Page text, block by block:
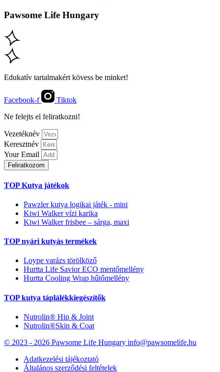
Pawsome Life Hungary
Edukatív tartalmakért kövess be minket!
Facebook-f
Tiktok
Ne felejts el feliratkozni!
Vezetéknév
Keresztnév
Your Email
Feliratkozom
TOP Kutya játékok
Pawzler kutya logikai játék - mini
Kiwi Walker vízi karika
Kiwi Walker frisbee – sárga, maxi
TOP nyári kutyás termékek
Loype varázs törölköző
Hurtta Life Savior ECO mentőmellény
Hurtta Cooling Wrap hűtőmellény
TOP kutya táplálékkiegészítők
Nutrolin® Hip & Joint
Nutrolin®Skin & Coat
© 2023 - 2026 Pawsome Life Hungary info@pawsomelife.hu
Adatkezelési tájékoztató
Általános szerződési feltételek